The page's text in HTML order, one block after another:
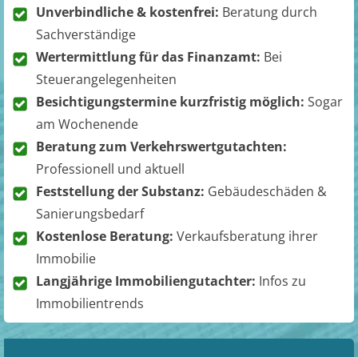
Unverbindliche & kostenfrei: Beratung durch
Sachverständige
Wertermittlung für das Finanzamt: Bei
Steuerangelegenheiten
Besichtigungstermine kurzfristig möglich: Sogar
am Wochenende
Beratung zum Verkehrswertgutachten:
Professionell und aktuell
Feststellung der Substanz: Gebäudeschäden &
Sanierungsbedarf
Kostenlose Beratung: Verkaufsberatung ihrer
Immobilie
Langjährige Immobiliengutachter: Infos zu
Immobilientrends